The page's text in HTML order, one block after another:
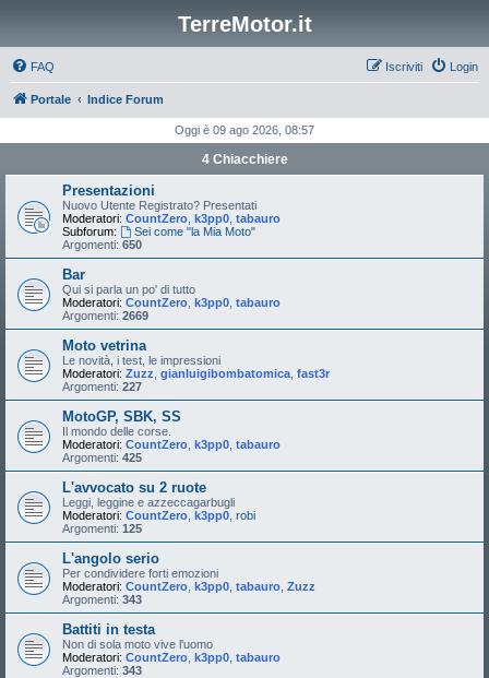
TerreMotor.it
FAQ Login
Iscriviti
Portale Indice Forum
Oggi è 09 ago 2026, 08:57
4 Chiacchiere
Presentazioni
Nuovo Utente Registrato? Presentati
Moderatori: CountZero k3pp0 tabauro
Subforum:
Sei come "la Mia Moto"
Argomenti: 650
Bar
Qui si parla un po' di tutto
Moderatori: CountZero k3pp0 tabauro
Argomenti: 2669
Moto vetrina
Le novità, i test, le impressioni
Moderatori: Zuzz gianluigibombatomica fast3r
Argomenti: 227
MotoGP, SBK, SS
Il mondo delle corse.
Moderatori: CountZero k3pp0 tabauro
Argomenti: 425
L'avvocato su 2 ruote
Leggi, leggine e azzeccagarbugli
Moderatori: CountZero k3pp0 robi
Argomenti: 125
L'angolo serio
Per condividere forti emozioni
Moderatori: CountZero k3pp0 tabauro Zuzz
Argomenti: 343
Battiti in testa
Non di sola moto vive l'uomo
Moderatori: CountZero k3pp0 tabauro
Argomenti: 343